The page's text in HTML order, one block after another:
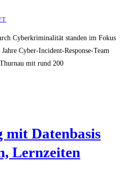
Cyberkriminalität standen im Fokus
Cyber-Incident-Response-Team
mit rund 200
mit Daten­ba­sis
Lern­zei­ten